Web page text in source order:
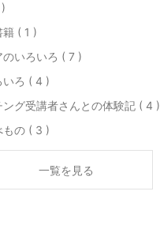
籍 ( 1 )
のいろいろ ( 7 )
いろ ( 4 )
ング受講者さんとの体験記 ( 4 )
もの ( 3 )
一覧を見る